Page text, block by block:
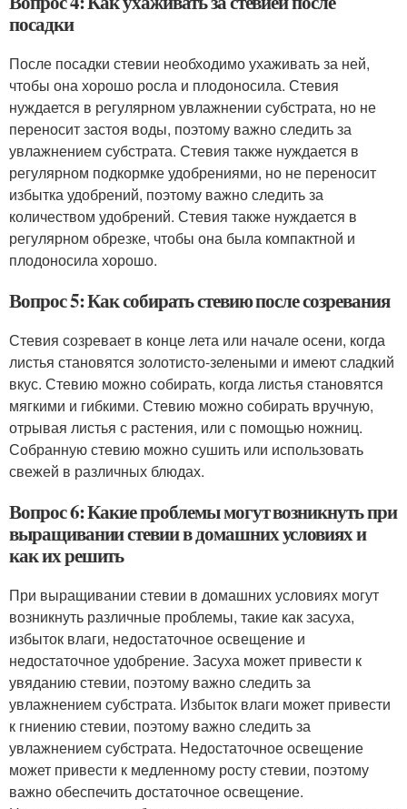
посадки
После посадки стевии необходимо ухаживать за ней,
чтобы она хорошо росла и плодоносила. Стевия
нуждается в регулярном увлажнении субстрата, но не
переносит застоя воды, поэтому важно следить за
увлажнением субстрата. Стевия также нуждается в
регулярном подкормке удобрениями, но не переносит
избытка удобрений, поэтому важно следить за
количеством удобрений. Стевия также нуждается в
регулярном обрезке, чтобы она была компактной и
плодоносила хорошо.
Вопрос 5: Как собирать стевию после созревания
Стевия созревает в конце лета или начале осени, когда
листья становятся золотисто-зелеными и имеют сладкий
вкус. Стевию можно собирать, когда листья становятся
мягкими и гибкими. Стевию можно собирать вручную,
отрывая листья с растения, или с помощью ножниц.
Собранную стевию можно сушить или использовать
свежей в различных блюдах.
Вопрос 6: Какие проблемы могут возникнуть при
выращивании стевии в домашних условиях и
как их решить
При выращивании стевии в домашних условиях могут
возникнуть различные проблемы, такие как засуха,
избыток влаги, недостаточное освещение и
недостаточное удобрение. Засуха может привести к
увяданию стевии, поэтому важно следить за
увлажнением субстрата. Избыток влаги может привести
к гниению стевии, поэтому важно следить за
увлажнением субстрата. Недостаточное освещение
может привести к медленному росту стевии, поэтому
важно обеспечить достаточное освещение.